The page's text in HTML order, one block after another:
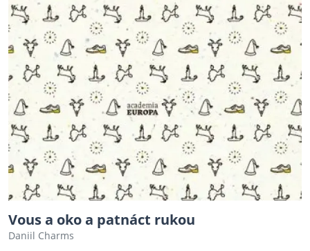
Vous a oko a patnáct rukou
Daniil Charms